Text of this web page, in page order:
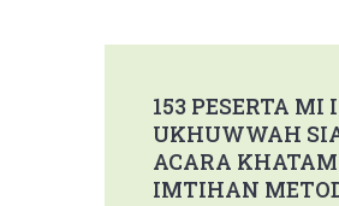
Post
153 PESERTA MI
UKHUWWAH
ACARA
IMTIHAN